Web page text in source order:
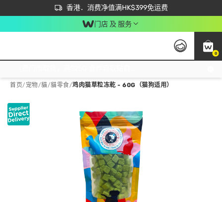
香港．消费净值满HK$399免运费
立即成为易赏钱会员尽享独家优惠
首次APP下单买满$450 输入 NEWAPP 即减$50
门店 及 服务
0
首页/ 宠物/貓/貓零食/鸡肉猫草粒冻乾 - 60G（猫狗适用）